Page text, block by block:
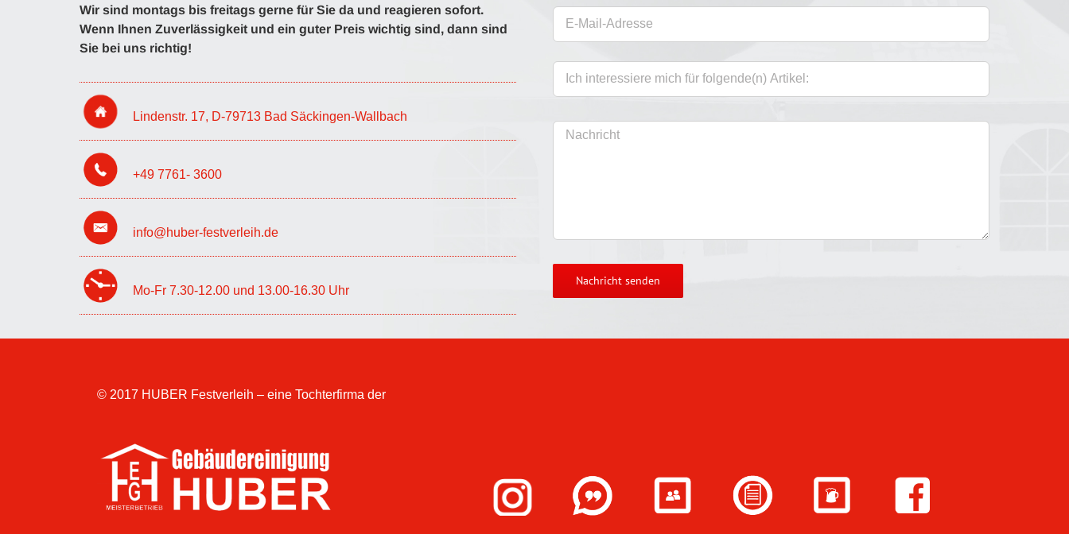
Wir sind montags bis freitags gerne für Sie da und reagieren sofort.
Wenn Ihnen Zuverlässigkeit und ein guter Preis wichtig sind, dann sind
Sie bei uns richtig!
Lindenstr. 17, D-79713 Bad Säckingen-Wallbach
+49 7761- 3600
info@huber-festverleih.de
Mo-Fr 7.30-12.00 und 13.00-16.30 Uhr
Оставьте это поле пустым.
© 2017 HUBER Festverleih – eine Tochterfirma der